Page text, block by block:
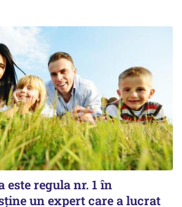
este regula nr. 1 în
un expert care a lucrat